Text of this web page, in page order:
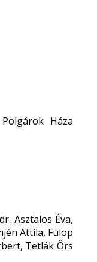
Háza
Asztalos Éva,
Attila, Fülöp
Tetlák Örs